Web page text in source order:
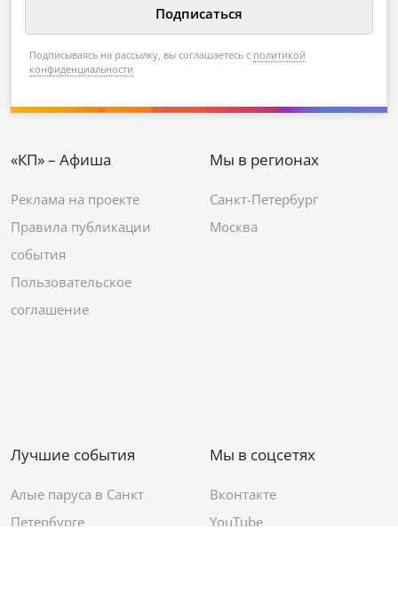
Подписываясь на рассылку, вы соглашаетесь с политикой
конфиденциальности
«КП» – Афиша
Реклама на проекте
Правила публикации
события
Пользовательское
соглашение
Мы в регионах
Санкт-Петербург
Москва
Лучшие события
Алые паруса в Санкт
Петербурге
Мы в соцсетях
Вконтакте
YouTube